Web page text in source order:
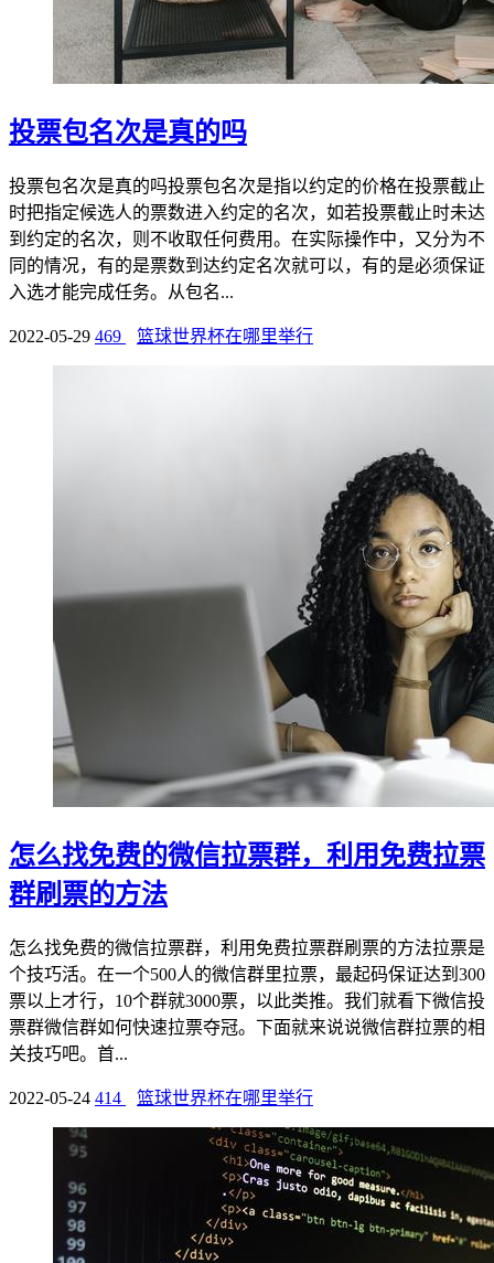
投票包名次是真的吗
投票包名次是真的吗投票包名次是指以约定的价格在投票截止
时把指定候选人的票数进入约定的名次，如若投票截止时未达
到约定的名次，则不收取任何费用。在实际操作中，又分为不
同的情况，有的是票数到达约定名次就可以，有的是必须保证
入选才能完成任务。从包名...
2022-05-29 469 篮球世界杯在哪里举行
怎么找免费的微信拉票群，利用免费拉票
群刷票的方法
怎么找免费的微信拉票群，利用免费拉票群刷票的方法拉票是
个技巧活。在一个500人的微信群里拉票，最起码保证达到300
票以上才行，10个群就3000票，以此类推。我们就看下微信投
票群微信群如何快速拉票夺冠。下面就来说说微信群拉票的相
关技巧吧。首...
2022-05-24 414 篮球世界杯在哪里举行